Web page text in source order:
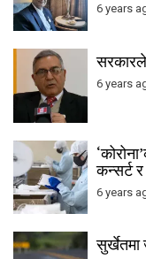
6 years
सरकारले
6 years
कन्सर्ट
6 years
सुर्खेतमा